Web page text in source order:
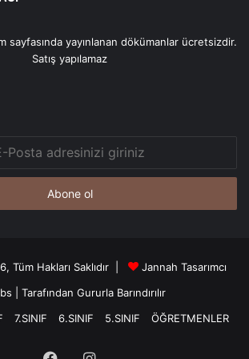
sayfasında yayınlanan dökümanlar ücretsizdir.
Satış yapılamaz
Tüm Hakları Saklıdır |
Jannah Tasarımcı
| Tarafından Gururla Barındırılır
7.SINIF 6.SINIF 5.SINIF ÖĞRETMENLER